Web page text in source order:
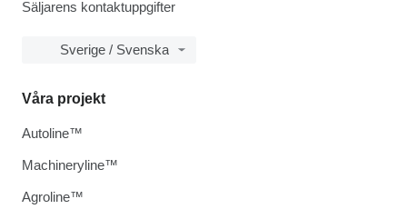
Säljarens kontaktuppgifter
Sverige / Svenska
Våra projekt
Autoline™
Machineryline™
Agroline™